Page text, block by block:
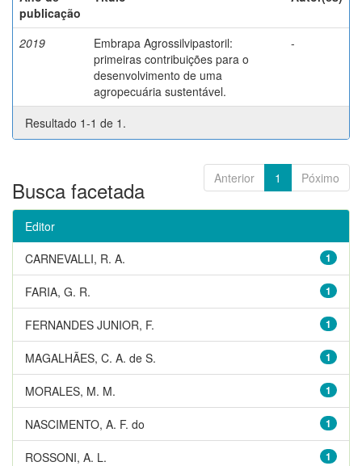
publicação
2019
Embrapa Agrossilvipastoril:
primeiras contribuições para o
desenvolvimento de uma
agropecuária sustentável.
-
Resultado 1-1 de 1.
Anterior 1 Póximo
Busca facetada
Editor
1
CARNEVALLI, R. A.
1
FARIA, G. R.
1
FERNANDES JUNIOR, F.
1
MAGALHÃES, C. A. de S.
1
MORALES, M. M.
1
NASCIMENTO, A. F. do
1
ROSSONI, A. L.